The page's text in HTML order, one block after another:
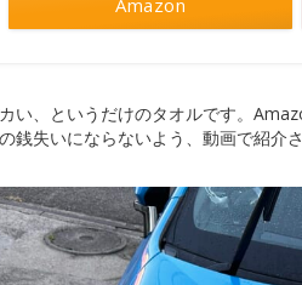
Amazon
い、というだけのタオルです。
銭失いにならないよう、動画で紹介